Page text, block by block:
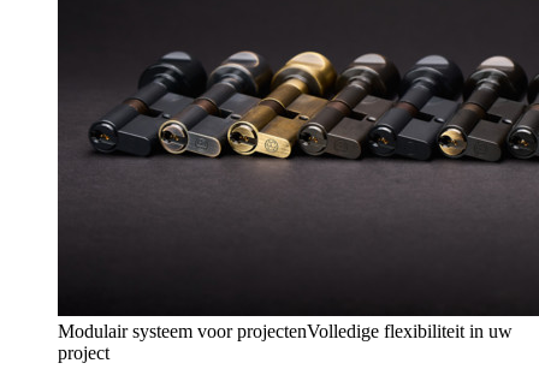
Modulair systeem voor projectenVolledige flexibiliteit in uw
project